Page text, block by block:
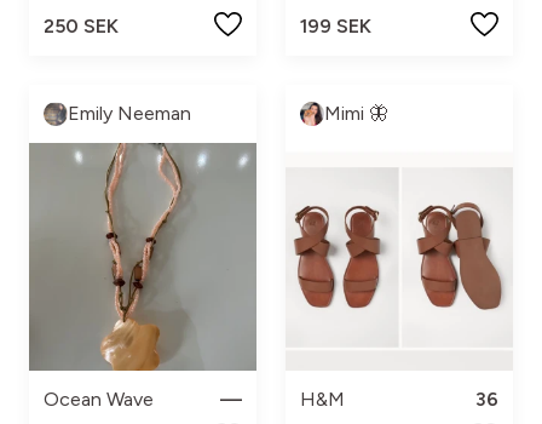
250 SEK
199 SEK
Emily Neeman
Ocean Wave
—
Mimi 🦋
H&M
36